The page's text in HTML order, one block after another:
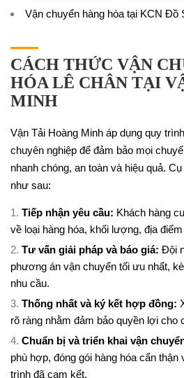
Vận chuyển hàng hóa tại KCN Đồ
CÁCH THỨC VẬN
HÓA LÊ CHÂN TẠI
MINH
Vận Tải Hoàng Minh áp dụng quy
chuyên nghiệp để đảm bảo mọi
nhanh chóng, an toàn và hiệu quả.
như sau:
Tiếp nhận yêu cầu: Khách hàng
về loại hàng hóa, khối lượng, địa
Tư vấn giải pháp và báo giá: Đội
phương án vận chuyển tối ưu nhất,
nhu cầu.
Thống nhất và ký kết hợp đồng:
rõ ràng nhằm đảm bảo quyền lợi cho
Chuẩn bị và triển khai vận
phù hợp, đóng gói hàng hóa cẩn thận
trình đã cam kết.